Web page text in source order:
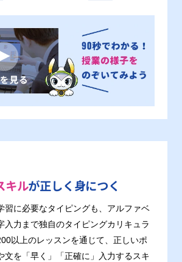
キルが正しく身につく
習に必要なタイピングも、アルファベ
入力まで独自のタイピングカリキュラ
以上のレッスンを通じて、正しいポ
文を「早く」「正確に」入力するスキ